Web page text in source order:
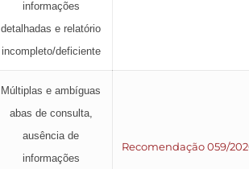
informações
detalhadas e relatório
incompleto/deficiente
Múltiplas e ambíguas
abas de consulta,
ausência de
informações
Recomendação 059/